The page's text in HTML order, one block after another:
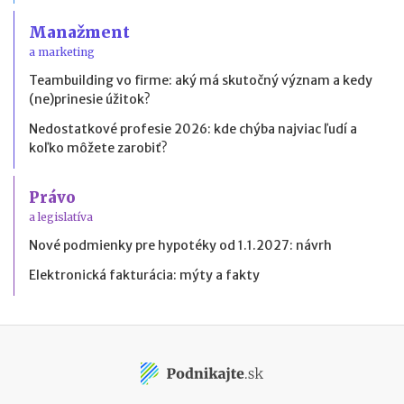
Manažment
a marketing
Teambuilding vo firme: aký má skutočný význam a kedy
(ne)prinesie úžitok?
Nedostatkové profesie 2026: kde chýba najviac ľudí a
koľko môžete zarobiť?
Právo
a legislatíva
Nové podmienky pre hypotéky od 1.1.2027: návrh
Elektronická fakturácia: mýty a fakty